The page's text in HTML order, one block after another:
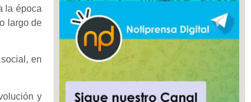
la época
largo de
en
y